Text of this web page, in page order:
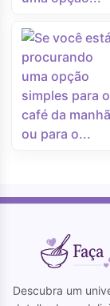
Descubra um